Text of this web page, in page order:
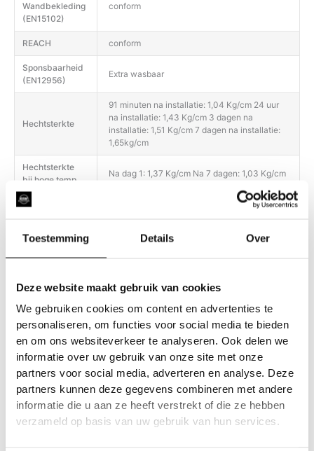
Toestemming Details Over
Deze website maakt gebruik van cookies
We gebruiken cookies om content en advertenties te
personaliseren, om functies voor social media te bieden
en om ons websiteverkeer te analyseren. Ook delen we
informatie over uw gebruik van onze site met onze
partners voor social media, adverteren en analyse. Deze
partners kunnen deze gegevens combineren met andere
informatie die u aan ze heeft verstrekt of die ze hebben
verzameld op basis van uw gebruik van hun services.
Wandbekleding
(EN15102)
conform
REACH conform
Sponsbaarheid
(EN12956)
Extra wasbaar
Hechtsterkte
91 minuten na installatie: 1,04 Kg/cm 24 uur
na installatie: 1,43 Kg/cm 3 dagen na
installatie: 1,51 Kg/cm 7 dagen na installatie:
1,65kg/cm
Hechtsterkte
bij hoge temp.
Na dag 1: 1,37 Kg/cm Na 7 dagen: 1,03 Kg/cm
Het product biedt een uitstekende weerstand
delamineren).
Onderhoud
gebruik geen producten met een te zure of te
basische pH. Heet water (niet koken) kan